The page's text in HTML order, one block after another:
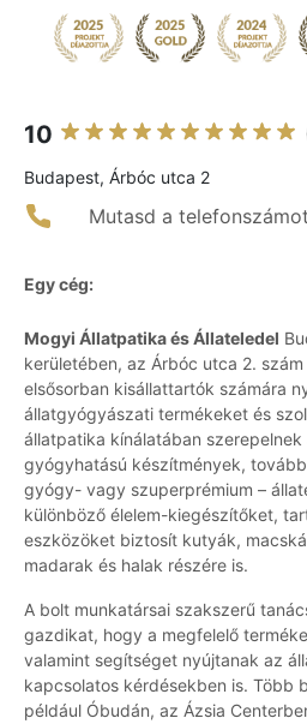
10
Budapest, Árbóc utca 2
Mutasd a telefonszámot
Egy cég:
Mogyi Állatpatika és Állateledel
kerületében, az Árbóc utca 2.
elsősorban kisállattartók számára
állatgyógyászati termékeket és
állatpatika kínálatában
gyógyhatású készítmények,
gyógy- vagy szuperprémium –
különböző élelem-kiegészítőket,
eszközöket biztosít kutyák,
madarak és halak részére is.
A bolt munkatársai szakszerű
gazdikat, hogy a megfelelő
valamint segítséget nyújtanak az
kapcsolatos kérdésekben is. Több
például Óbudán, az Ázsia